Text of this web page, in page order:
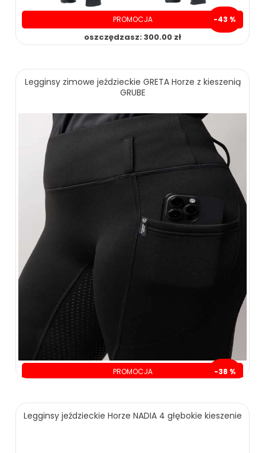
PROMOCJA -43 %
oszczędzasz: 300.00 zł
Legginsy zimowe jeździeckie GRETA Horze z kieszenią
GRUBE
PROMOCJA -38 %
199.00 zł 319.00 zł
Legginsy jeździeckie Horze NADIA 4 głębokie kieszenie